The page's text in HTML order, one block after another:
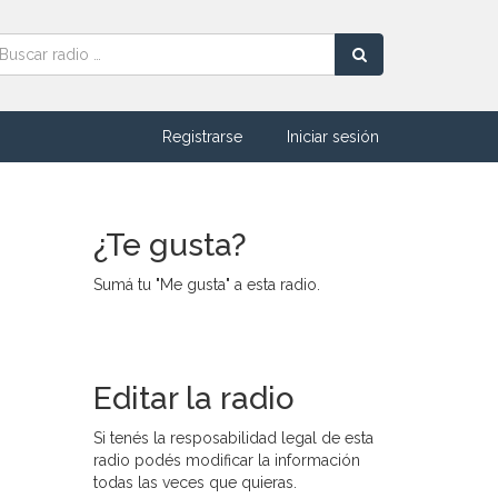
Registrarse Iniciar sesión
¿Te gusta?
Sumá tu "Me gusta" a esta radio.
Editar la radio
Si tenés la resposabilidad legal de esta
radio podés modificar la información
todas las veces que quieras.